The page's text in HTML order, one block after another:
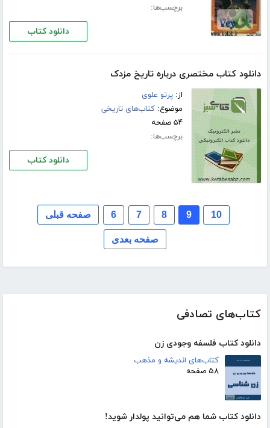
کتاب‌های تصادفی
دانلود کتاب فلسفه وجودی زن
کتاب‌های اندیشه و مذهب
۵۸ صفحه
دانلود کتاب شما هم می‌توانید پولدار شوید!
برچسب‌ها:
دانلود کتاب
دانلود کتاب مختصری درباره تاریخ مزدک
از:پرتو علوی
موضوع:کتاب‌های تاریخی
۵۴ صفحه
برچسب‌ها:
دانلود کتاب
صفحه قبلی 6 7 8 9 10
صفحه بعدی